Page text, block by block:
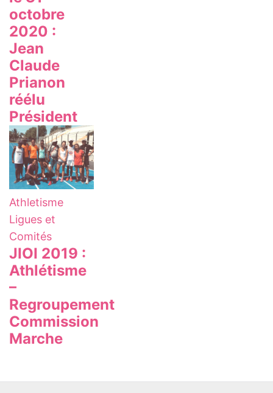
octobre
2020 :
Jean
Claude
Prianon
réélu
Président
Athletisme
Ligues et
Comités
JIOI 2019 :
Athlétisme
–
Regroupement
Commission
Marche